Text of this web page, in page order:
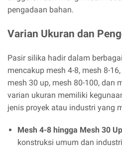
pengadaan bahan.
Varian Ukuran dan
Pasir silika hadir dalam
mencakup mesh 4-8, mesh 8-
mesh 30 up, mesh 80-100, dan
varian ukuran memiliki
jenis proyek atau industri yang
Mesh 4-8 hingga Mesh 30
konstruksi umum dan